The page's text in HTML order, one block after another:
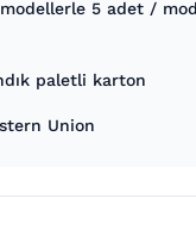
modellerle 5 adet /
paletli karton
Union